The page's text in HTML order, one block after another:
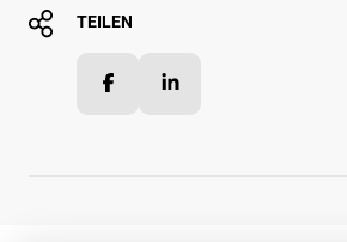
TEILEN
Facebook